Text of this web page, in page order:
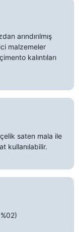
arındırılmış
malzemeler
kalıntıları
çelik saten mala ile
kullanılabilir.